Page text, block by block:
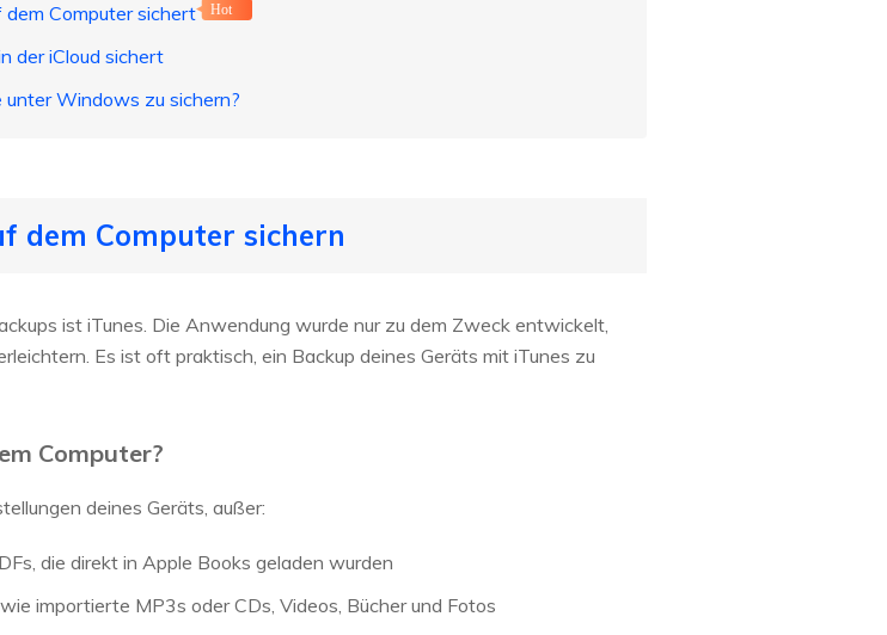
Computer sichert
Hot
der iCloud sichert
Windows zu sichern?
dem Computer sichern
ist iTunes. Die Anwendung wurde nur zu dem Zweck entwickelt,
Es ist oft praktisch, ein Backup deines Geräts mit iTunes zu
Computer?
deines Geräts, außer:
die direkt in Apple Books geladen wurden
importierte MP3s oder CDs, Videos, Bücher und Fotos